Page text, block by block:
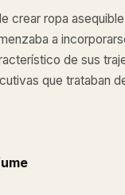
crear ropa
a
de sus
que trataban